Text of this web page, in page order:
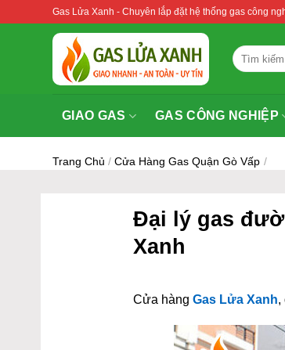
Gas Lửa Xanh - Chuyên lắp đặt hệ thống gas công
Tìm
kiếm:
GIAO GAS GAS CÔNG NGHIỆP
Trang Chủ / Cửa Hàng Gas Quận Gò Vấp /
Đại lý gas
Xanh
Cửa hàngGas Lửa Xanh,